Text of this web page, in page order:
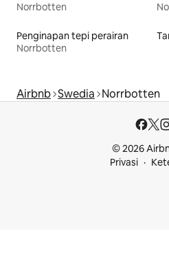
Norrbotten
Penginapan tepi perairan
Norrbotten
Airbnb Swedia Norrbotten
© 2026
Privasi